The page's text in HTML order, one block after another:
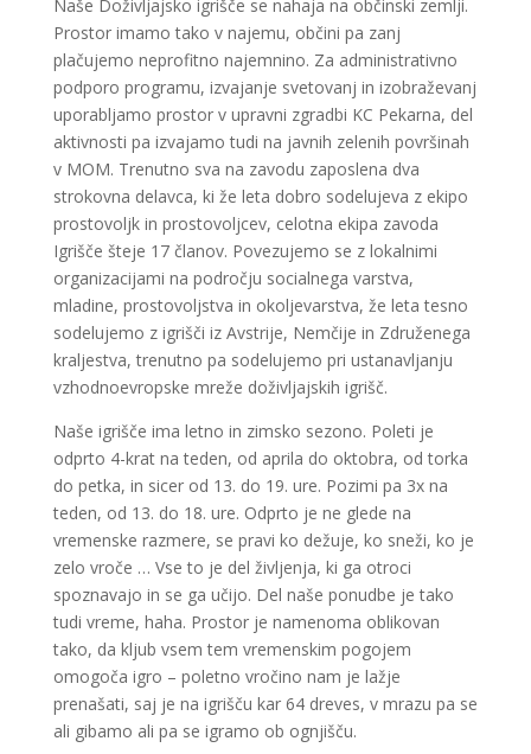
Naše Doživljajsko igrišče se nahaja na občinski zemlji.
Prostor imamo tako v najemu, občini pa zanj
plačujemo neprofitno najemnino. Za administrativno
podporo programu, izvajanje svetovanj in izobraževanj
uporabljamo prostor v upravni zgradbi KC Pekarna, del
aktivnosti pa izvajamo tudi na javnih zelenih površinah
v MOM. Trenutno sva na zavodu zaposlena dva
strokovna delavca, ki že leta dobro sodelujeva z ekipo
prostovoljk in prostovoljcev, celotna ekipa zavoda
Igrišče šteje 17 članov. Povezujemo se z lokalnimi
organizacijami na področju socialnega varstva,
mladine, prostovoljstva in okoljevarstva, že leta tesno
sodelujemo z igrišči iz Avstrije, Nemčije in Združenega
kraljestva, trenutno pa sodelujemo pri ustanavljanju
vzhodnoevropske mreže doživljajskih igrišč.
Naše igrišče ima letno in zimsko sezono. Poleti je
odprto 4-krat na teden, od aprila do oktobra, od torka
do petka, in sicer od 13. do 19. ure. Pozimi pa 3x na
teden, od 13. do 18. ure. Odprto je ne glede na
vremenske razmere, se pravi ko dežuje, ko sneži, ko je
zelo vroče … Vse to je del življenja, ki ga otroci
spoznavajo in se ga učijo. Del naše ponudbe je tako
tudi vreme, haha. Prostor je namenoma oblikovan
tako, da kljub vsem tem vremenskim pogojem
omogoča igro – poletno vročino nam je lažje
prenašati, saj je na igrišču kar 64 dreves, v mrazu pa se
ali gibamo ali pa se igramo ob ognjišču.